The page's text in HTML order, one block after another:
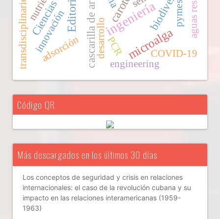
ingeniería
microalga
Editorial cascarilla de arroz COVID-19
innovación desarrollo
adsorción PCR
engineering
pymes
transdisciplinariedad
Código QR
Más descargados en los últimos 30 días
Los conceptos de seguridad y crisis en relaciones
internacionales: el caso de la revolución cubana y su
impacto en las relaciones interamericanas (1959-
1963)